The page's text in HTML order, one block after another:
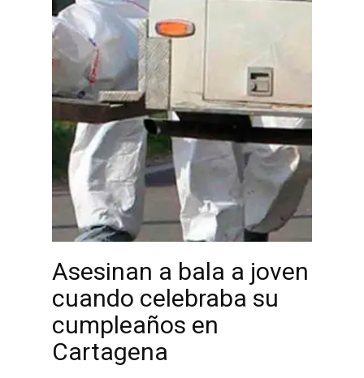
Asesinan a bala a joven
cuando celebraba su
cumpleaños en
Cartagena